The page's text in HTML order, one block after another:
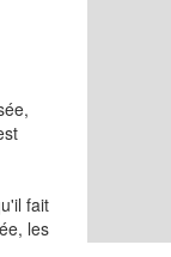
fait
les